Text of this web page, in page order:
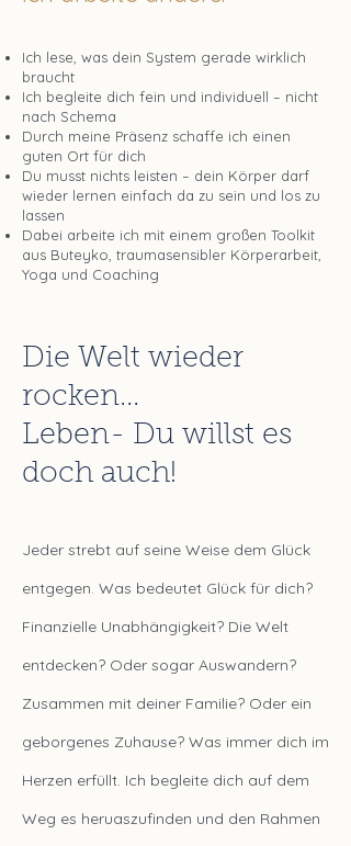
Ich lese, was dein System gerade wirklich
braucht
Ich begleite dich fein und individuell – nicht
nach Schema
Durch meine Präsenz schaffe ich einen
guten Ort für dich
Du musst nichts leisten – dein Körper darf
wieder lernen einfach da zu sein und los zu
lassen
Dabei arbeite ich mit einem großen Toolkit
aus Buteyko, traumasensibler Körperarbeit,
Yoga und Coaching
wie bei dir fühle ich mich NUR bei
dir.“
Die Welt wieder
rocken...
Leben- Du willst es
doch auch!
Jeder strebt auf seine Weise dem Glück
entgegen. Was bedeutet Glück für dich?
Finanzielle Unabhängigkeit? Die Welt
entdecken? Oder sogar Auswandern?
Zusammen mit deiner Familie? Oder ein
geborgenes Zuhause? Was immer dich im
Herzen erfüllt. Ich begleite dich auf dem
Weg es heruaszufinden und den Rahmen